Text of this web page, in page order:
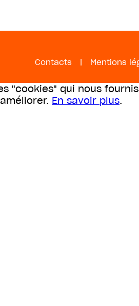
Contacts Mentions
"cookies" qui nous
En savoir plus.